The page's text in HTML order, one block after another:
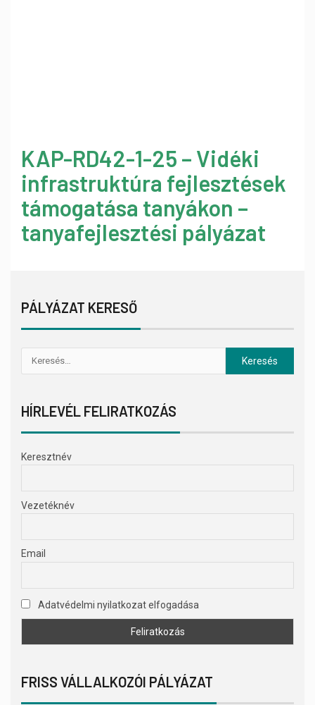
KAP-RD42-1-25 – Vidéki
infrastruktúra fejlesztések
támogatása tanyákon –
tanyafejlesztési pályázat
PÁLYÁZAT KERESŐ
HÍRLEVÉL FELIRATKOZÁS
Keresztnév
Vezetéknév
Email
Adatvédelmi nyilatkozat elfogadása
FRISS VÁLLALKOZÓI PÁLYÁZAT